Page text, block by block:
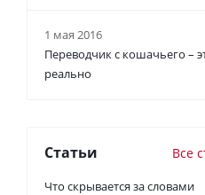
1 мая 2016
Переводчик с кошачьего –
реально
Статьи Все
Что скрывается за словами